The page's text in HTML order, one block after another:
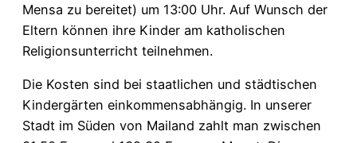
Mensa zu bereitet) um 13:00 Uhr. Auf Wunsch der
Eltern können ihre Kinder am katholischen
Religionsunterricht teilnehmen.
Die Kosten sind bei staatlichen und städtischen
Kindergärten einkommensabhängig. In unserer
Stadt im Süden von Mailand zahlt man zwischen